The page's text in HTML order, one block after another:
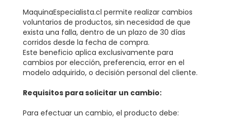
MaquinaEspecialista.cl permite realizar cambios
voluntarios de productos, sin necesidad de que
exista una falla, dentro de un plazo de 30 días
corridos desde la fecha de compra.
Este beneficio aplica exclusivamente para
cambios por elección, preferencia, error en el
modelo adquirido, o decisión personal del cliente.
Requisitos para solicitar un cambio:
Para efectuar un cambio, el producto debe: